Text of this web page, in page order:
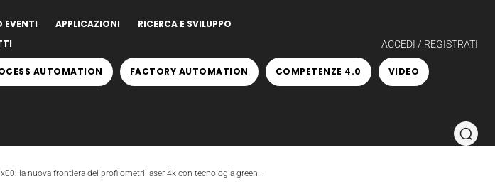
EVENTI APPLICAZIONI
RICERCA E SVILUPPO
ACCEDI / REGISTRATI
AUTOMATION FACTORY AUTOMATION COMPETENZE 4.0 VIDEO
la nuova frontiera dei profilometri laser 4k con tecnologia green...